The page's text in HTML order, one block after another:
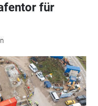
für